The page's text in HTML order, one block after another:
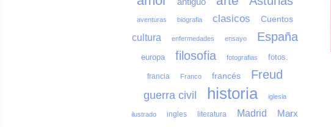
aventuras biografia clasicos Cuentos
cultura enfermedades ensayo España
europa filosofia fotografias fotos.
francia Franco francés Freud
guerra civil historia iglesia
ilustrado ingles literatura Madrid Marx